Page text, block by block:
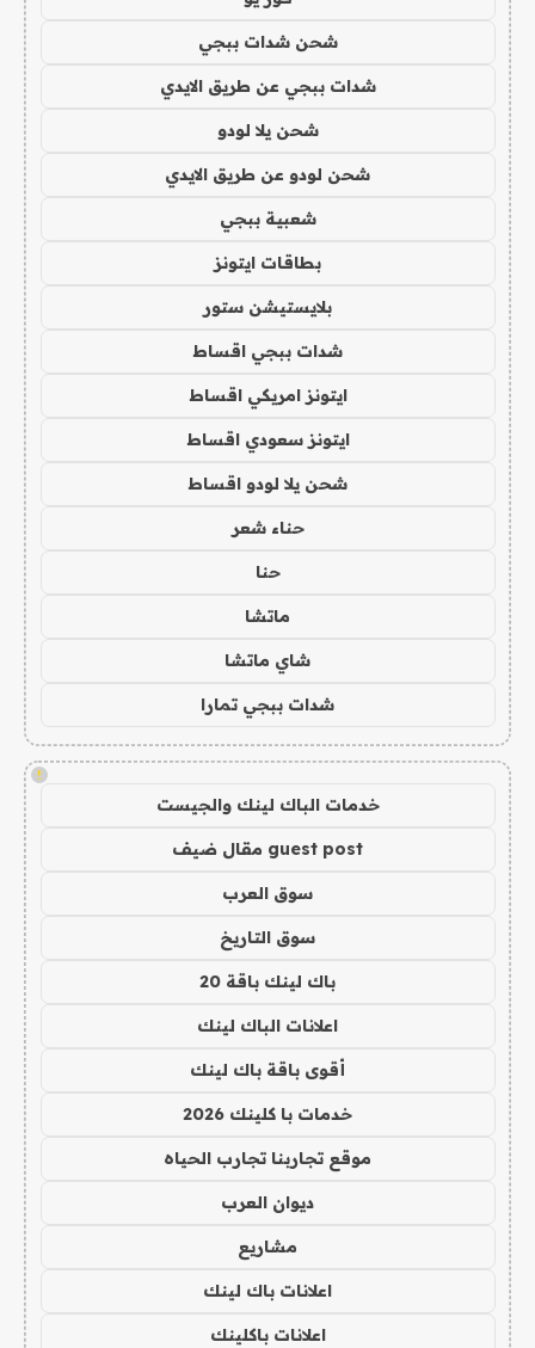
شحن شدات ببجي
شدات ببجي عن طريق الايدي
شحن يلا لودو
شحن لودو عن طريق الايدي
شعبية ببجي
بطاقات ايتونز
بلايستيشن ستور
شدات ببجي اقساط
ايتونز امريكي اقساط
ايتونز سعودي اقساط
شحن يلا لودو اقساط
حناء شعر
حنا
ماتشا
شاي ماتشا
شدات ببجي تمارا
!
خدمات الباك لينك والجيست
guest post مقال ضيف
سوق العرب
سوق التاريخ
باك لينك باقة 20
اعلانات الباك لينك
أقوى باقة باك لينك
خدمات با كلينك 2026
موقع تجاربنا تجارب الحياه
ديوان العرب
مشاريع
اعلانات باك لينك
اعلانات باكلينك